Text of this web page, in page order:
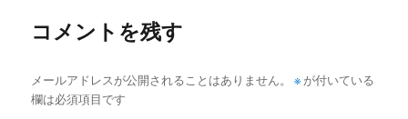
コメントを残す
メールアドレスが公開されることはありません。 ※ が付いている
欄は必須項目です